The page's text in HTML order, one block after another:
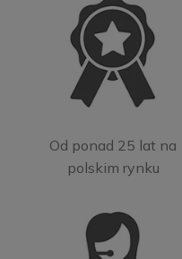
Od ponad 25 lat na
polskim rynku